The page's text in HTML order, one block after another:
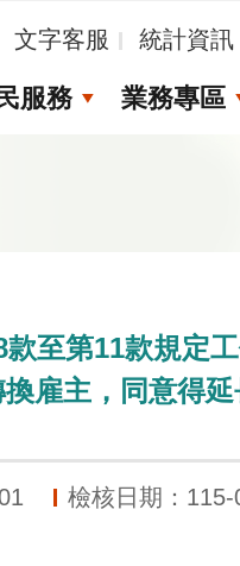
文字客服 統計資訊
服務 業務專區
至第11款規定
雇主，同意得
檢核日期：115-